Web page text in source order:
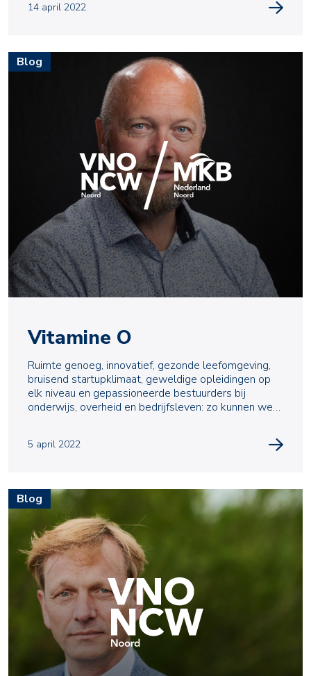
14 april 2022
Blog
Vitamine O
Ruimte genoeg, innovatief, gezonde leefomgeving,
bruisend startupklimaat, geweldige opleidingen op
elk niveau en gepassioneerde bestuurders bij
onderwijs, overheid en bedrijfsleven: zo kunnen we
5 april 2022
Blog